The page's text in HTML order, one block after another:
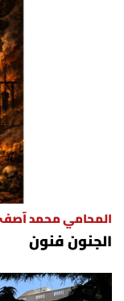
المحامي محمد آصف
الجنون فنون